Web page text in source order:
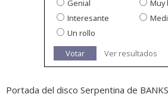
Genial
Muy
Interesante
Un rollo
Votar
Ver resultados
Portada del disco Serpentina de BANKS